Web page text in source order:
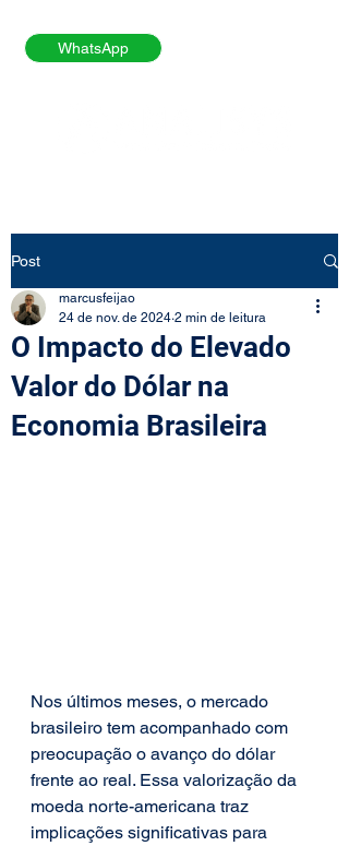
WhatsApp
Post
O Impacto do Elevado
Valor do Dólar na
Economia Brasileira
marcusfeijao
24 de nov. de 2024 2 min de leitura
Nos últimos meses, o mercado
brasileiro tem acompanhado com
preocupação o avanço do dólar
frente ao real. Essa valorização da
moeda norte-americana traz
implicações significativas para